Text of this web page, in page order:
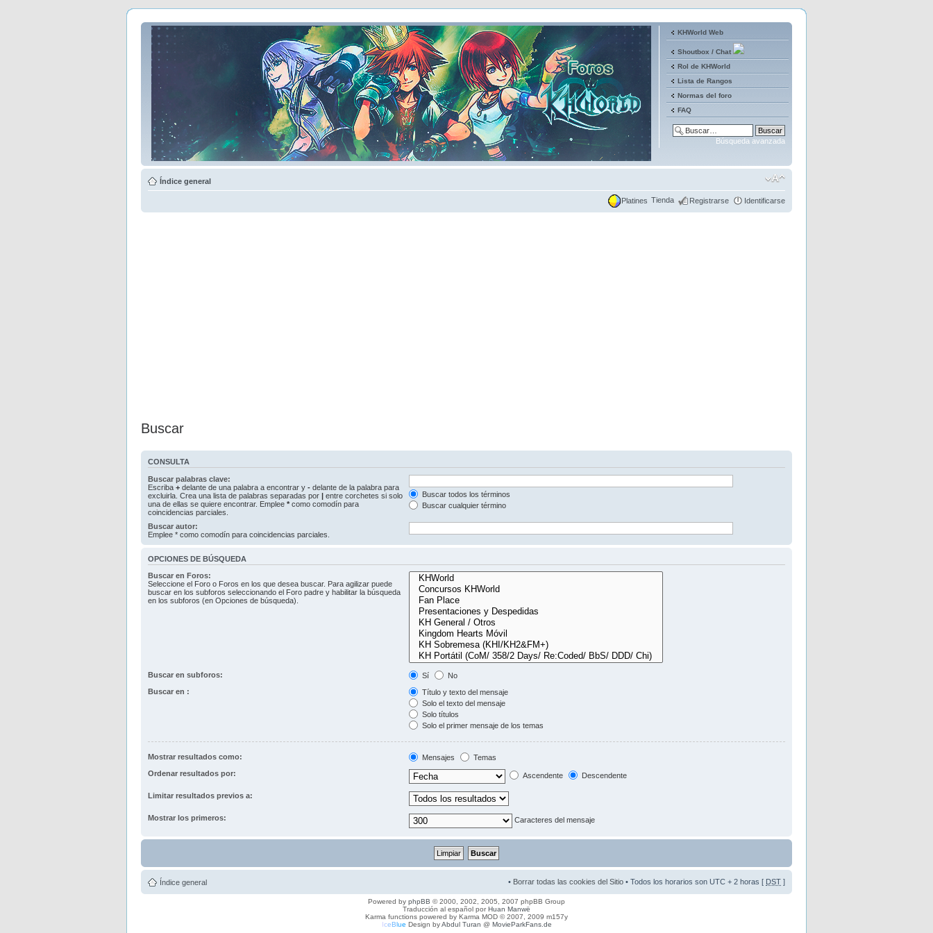
KHWorld Web
Shoutbox / Chat
Rol de KHWorld
Lista de Rangos
Normas del foro
FAQ
Búsqueda avanzada
Índice general
Platines Tienda Registrarse Identificarse
Buscar
CONSULTA
Buscar palabras clave:
Escriba + delante de una palabra a encontrar y - delante de la palabra para
excluirla. Crea una lista de palabras separadas por | entre corchetes si solo
una de ellas se quiere encontrar. Emplee * como comodín para
coincidencias parciales.
Buscar todos los términos
Buscar cualquier término
Buscar autor:
Emplee * como comodín para coincidencias parciales.
OPCIONES DE BÚSQUEDA
Buscar en Foros:
Seleccione el Foro o Foros en los que desea buscar. Para agilizar puede
buscar en los subforos seleccionando el Foro padre y habilitar la búsqueda
en los subforos (en Opciones de búsqueda).
Buscar en subforos: Sí
No
Buscar en :
Título y texto del mensaje
Solo el texto del mensaje
Solo títulos
Solo el primer mensaje de los temas
Mostrar resultados como: Mensajes
Temas
Ordenar resultados por:
Ascendente Descendente
Limitar resultados previos a:
Mostrar los primeros: Caracteres del mensaje
Índice general • Borrar todas las cookies del Sitio • Todos los horarios son UTC + 2 horas [ DST ]
Powered by phpBB © 2000, 2002, 2005, 2007 phpBB Group
Traducción al español porHuan Manwë
Karma functions powered by Karma MOD © 2007, 2009 m157y
IceBlue Design byAbdul Turan @ MovieParkFans.de